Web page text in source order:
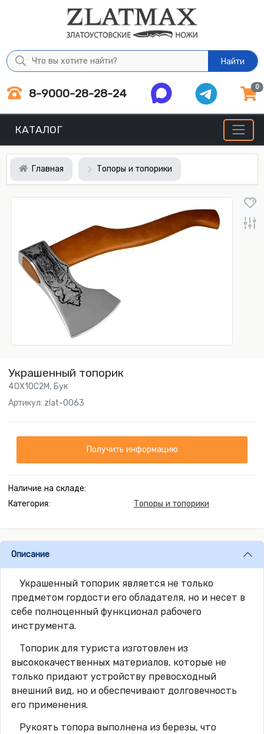
Найти
8-9000-28-28-24 0
КАТАЛОГ
Главная Топоры и топорики
Украшенный топорик
40Х10С2М, Бук
Артикул: zlat-0063
Получить информацию
Наличие на складе:
Категория:
Топоры и топорики
Описание
Украшенный топорик является не только
предметом гордости его обладателя, но и несет в
себе полноценный функционал рабочего
инструмента.
Топорик для туриста изготовлен из
высококачественных материалов, которые не
только придают устройству превосходный
внешний вид, но и обеспечивают долговечность
его применения.
Рукоять топора выполнена из березы, что